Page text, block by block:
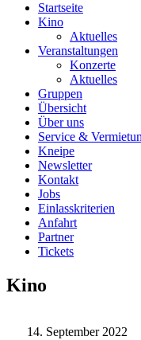
Startseite
Kino
Aktuelles
Veranstaltungen
Konzerte
Aktuelles
Gruppen
Übersicht
Über uns
Service &
Kneipe
Newsletter
Kontakt
Jobs
Einlasskriterien
Anfahrt
Partner
Tickets
Kino
14. September 2022